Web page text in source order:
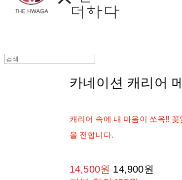
카네이션 캐리어
캐리어 속에 내 마음이 쏘옥!!
을 전합니다.
14,500원 14,900원